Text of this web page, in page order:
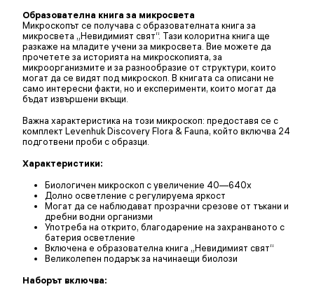
Образователна книга за микросвета
Микроскопът се получава с образователната книга за
микросвета „Невидимият свят“. Тази колоритна книга ще
разкаже на младите учени за микросвета. Вие можете да
прочетете за историята на микроскопията, за
микроорганизмите и за разнообразие от структури, които
могат да се видят под микроскоп. В книгата са описани не
само интересни факти, но и експерименти, които могат да
бъдат извършени вкъщи.
Важна характеристика на този микроскоп: предоставя се с
комплект Levenhuk Discovery Flora & Fauna, който включва 24
подготвени проби с образци.
Характеристики:
Биологичен микроскоп с увеличение 40—640x
Долно осветление с регулируема яркост
Могат да се наблюдават прозрачни срезове от тъкани и
дребни водни организми
Употреба на открито, благодарение на захранваното с
батерия осветление
Включена е образователна книга „Невидимият свят“
Великолепен подарък за начинаещи биолози
Наборът включва: